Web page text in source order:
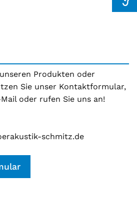
Produkten oder
Sie unser Kontaktformular,
oder rufen Sie uns an!
schmitz.de